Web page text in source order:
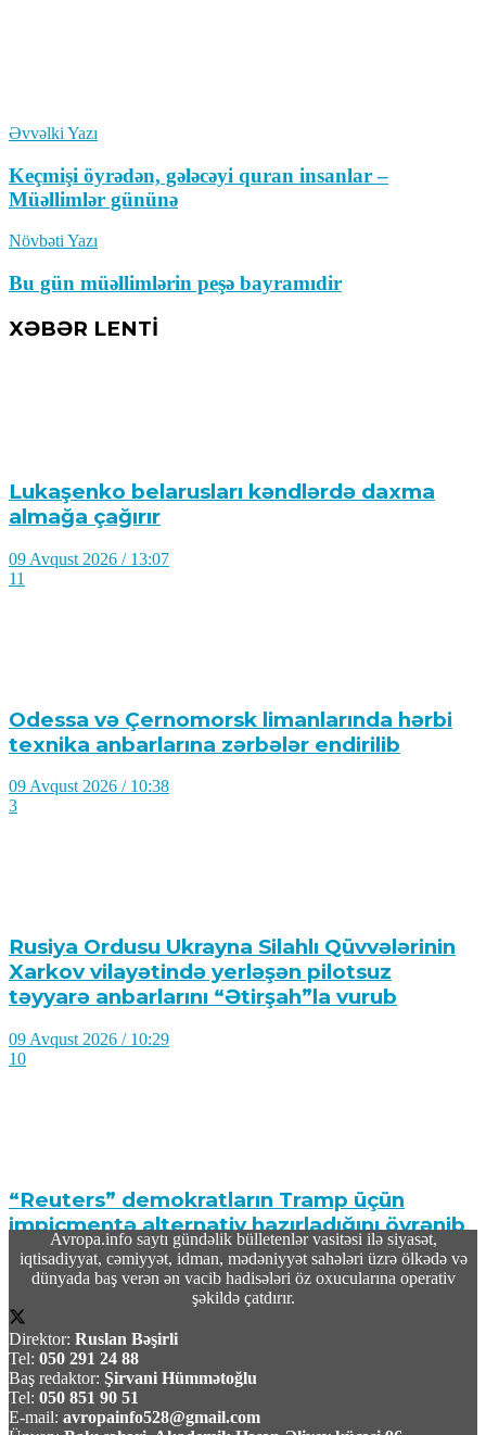
Əvvəlki Yazı
Keçmişi öyrədən, gələcəyi quran insanlar –
Müəllimlər gününə
Növbəti Yazı
Bu gün müəllimlərin peşə bayramıdir
XƏBƏR LENTİ
Lukaşenko belarusları kəndlərdə daxma
almağa çağırır
09 Avqust 2026 / 13:07
11
Odessa və Çernomorsk limanlarında hərbi
texnika anbarlarına zərbələr endirilib
09 Avqust 2026 / 10:38
3
Rusiya Ordusu Ukrayna Silahlı Qüvvələrinin
Xarkov vilayətində yerləşən pilotsuz
təyyarə anbarlarını “Ətirşah”la vurub
09 Avqust 2026 / 10:29
10
“Reuters” demokratların Tramp üçün
impiçmentə alternativ hazırladığını öyrənib
09 Avqust 2026 / 10:19
TASS: Ukrayna Silahlı Qüvvələri üçün yerüstü
Avropa.info saytı gündəlik bülletenlər vasitəsi ilə siyasət,
iqtisadiyyat, cəmiyyət, idman, mədəniyyət sahələri üzrə ölkədə və
dünyada baş verən ən vacib hadisələri öz oxucularına operativ
şəkildə çatdırır.
Direktor: Ruslan Bəşirli
Tel: 050 291 24 88
Baş redaktor: Şirvani Hümmətoğlu
Tel: 050 851 90 51
E-mail: avropainfo528@gmail.com